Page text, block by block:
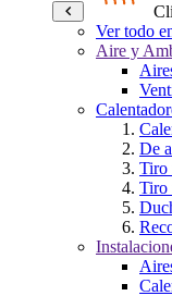
Ver todo
Aire y
De
Tiro
Tiro